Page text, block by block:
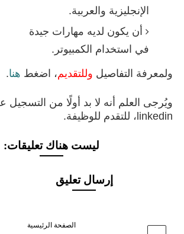
الإنجليزية والعربية.
أن يكون لديه مهارات جيدة
في استخدام الكمبيوتر.
ولمعرفة التفاصيل وللتقديم، اضغط هنا.
ويُرجى العلم أنه لا بد أولًا من التسجيل
linkedin، للتقدم للوظيفة.
ليست هناك تعليقات:
إرسال تعليق
‹ الصفحة الرئيسية